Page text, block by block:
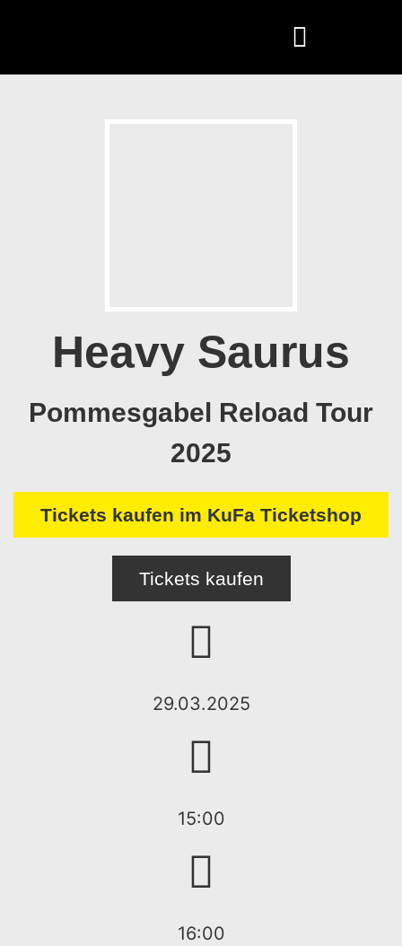
Heavy Saurus
Pommesgabel Reload Tour
2025
Tickets kaufen im KuFa Ticketshop
Tickets kaufen
29.03.2025
15:00
16:00